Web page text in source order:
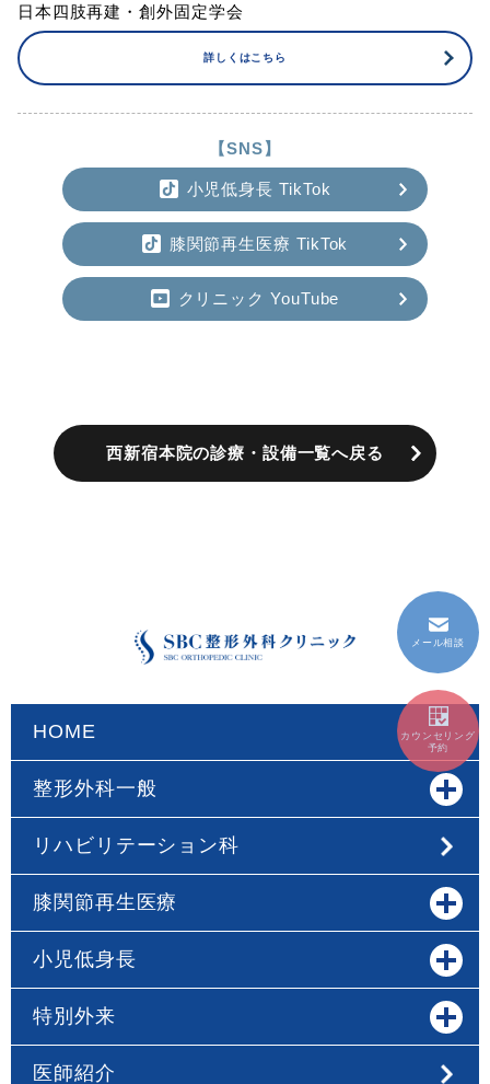
日本四肢再建・創外固定学会
詳しくはこちら
【SNS】
小児低身長 TikTok
膝関節再生医療 TikTok
クリニック YouTube
西新宿本院の診療・設備一覧へ戻る
HOME
整形外科一般
リハビリテーション科
膝関節再生医療
小児低身長
特別外来
医師紹介
メール相談
カウンセリング
予約